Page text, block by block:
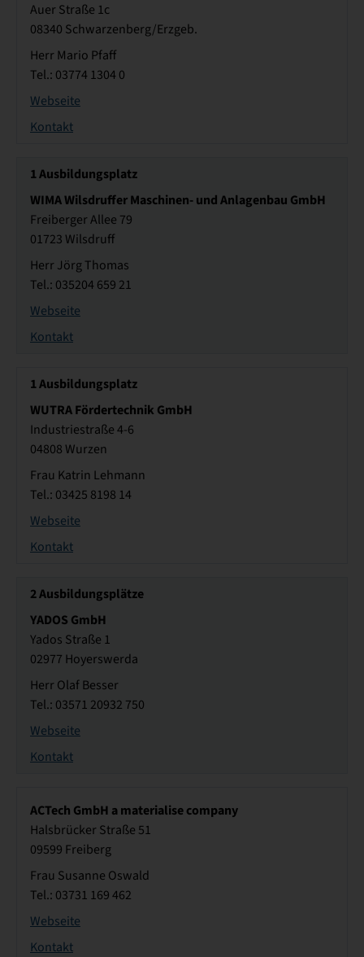
Auer Straße 1c
08340 Schwarzenberg/Erzgeb.
Herr Mario Pfaff
Tel.: 03774 1304 0
Webseite
Kontakt
1Ausbildungsplatz
WIMA Wilsdruffer Maschinen- und Anlagenbau GmbH
Freiberger Allee 79
01723 Wilsdruff
Herr Jörg Thomas
Tel.: 035204 659 21
Webseite
Kontakt
1Ausbildungsplatz
WUTRA Fördertechnik GmbH
Industriestraße 4-6
04808 Wurzen
Frau Katrin Lehmann
Tel.: 03425 8198 14
Webseite
Kontakt
2Ausbildungsplätze
YADOS GmbH
Yados Straße 1
02977 Hoyerswerda
Herr Olaf Besser
Tel.: 03571 20932 750
Webseite
Kontakt
ACTech GmbH a materialise company
Halsbrücker Straße 51
09599 Freiberg
Frau Susanne Oswald
Tel.: 03731 169 462
Webseite
Kontakt